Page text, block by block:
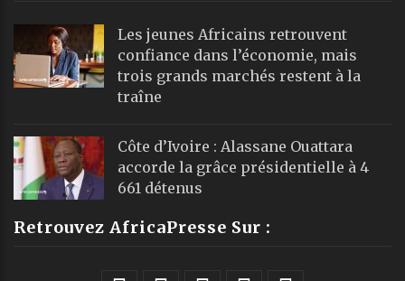
Les jeunes Africains retrouvent
confiance dans l’économie, mais
trois grands marchés restent à la
traîne
Côte d’Ivoire : Alassane Ouattara
accorde la grâce présidentielle à 4
661 détenus
Retrouvez AfricaPresse Sur :